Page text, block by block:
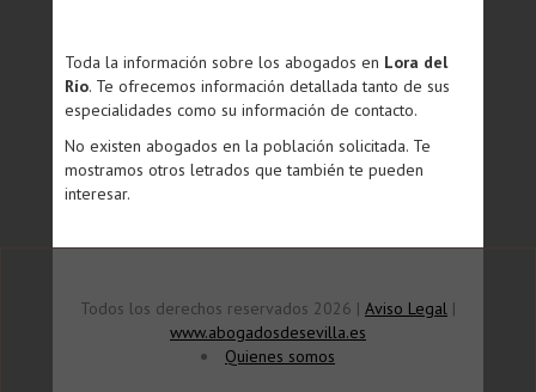
Toda la información sobre los abogados en Lora del
Río. Te ofrecemos información detallada tanto de sus
especialidades como su información de contacto.
No existen abogados en la población solicitada. Te
mostramos otros letrados que también te pueden
interesar.
Todos los derechos reservados 2026 | Aviso Legal |
www.abogadosdesevilla.es
Quienes somos